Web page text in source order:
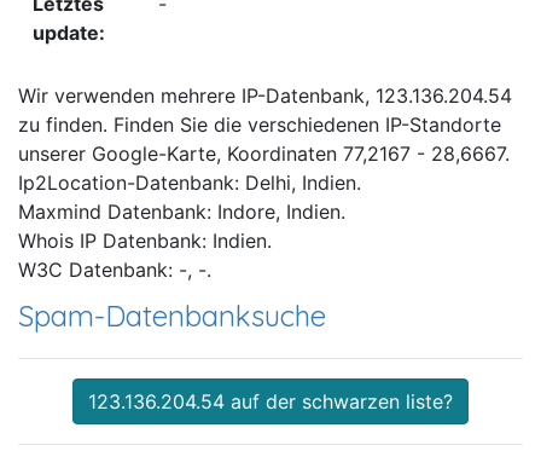
Wir verwenden mehrere IP-Datenbank, 123.136.204.54
zu finden. Finden Sie die verschiedenen IP-Standorte
unserer Google-Karte, Koordinaten 77,2167 - 28,6667.
Ip2Location-Datenbank: Delhi, Indien.
Maxmind Datenbank: Indore, Indien.
Whois IP Datenbank: Indien.
W3C Datenbank: -, -.
Spam-Datenbanksuche
123.136.204.54 auf der schwarzen liste?